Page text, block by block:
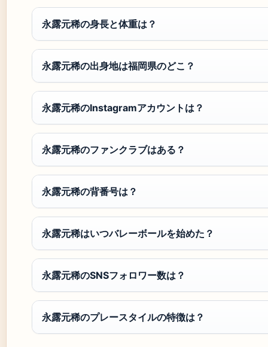
永露元稀の身長と体重は？
永露元稀の出身地は福岡県のどこ？
永露元稀のInstagramアカウントは？
永露元稀のファンクラブはある？
永露元稀の背番号は？
永露元稀はいつバレーボールを始めた？
永露元稀のSNSフォロワー数は？
永露元稀のプレースタイルの特徴は？